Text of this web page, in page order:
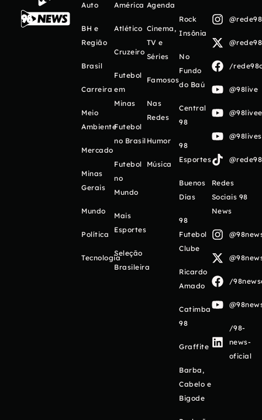
Auto
BH e
Região
Brasil
Carreira
Meio
Ambiente
Mercado
Minas
Gerais
Mundo
Política
Tecnologia
América
Atlético
Cruzeiro
Futebol
em
Minas
Futebol
no Brasil
Futebol
no
Mundo
Mais
Esportes
Seleção
Brasileira
Agenda
Cinema,
TV e
Séries
Famosos
Nas
Redes
Humor
Música
Rock
Insônia
No
Fundo
do Baú
Central
98
98
Esportes
Buenos
Días
98
Futebol
Clube
Ricardo
Amado
Catimba
98
Graffite
Barba,
Cabelo e
Bigode
/
@98live
Redes
Sociais 98
News
/
/98-
news-
oficial